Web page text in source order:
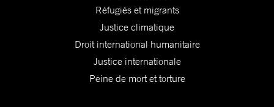
Réfugiés et migrants
Justice climatique
Droit international humanitaire
Justice internationale
Peine de mort et torture